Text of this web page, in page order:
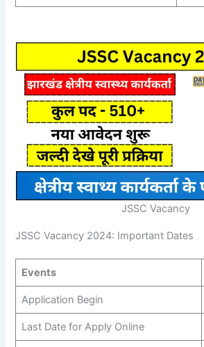
JSSC Vacancy
JSSC Vacancy 2024: Important Dates
Events
Application Begin
Last Date for Apply Online